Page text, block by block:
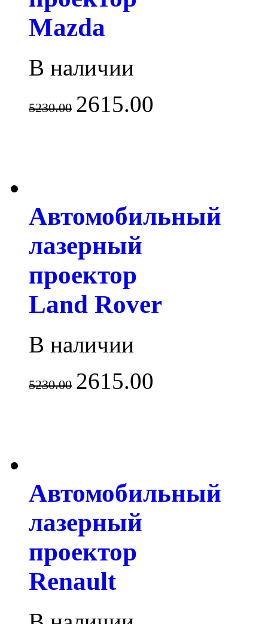
Mazda
В наличии
5230.00 2615.00
Автомобильный
лазерный
проектор
Land Rover
В наличии
5230.00 2615.00
Автомобильный
лазерный
проектор
Renault